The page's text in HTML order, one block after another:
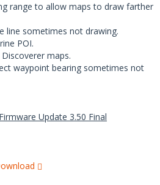
range to allow maps to draw farther
line sometimes not drawing.
POI.
maps.
waypoint bearing sometimes not
Update 3.50 Final